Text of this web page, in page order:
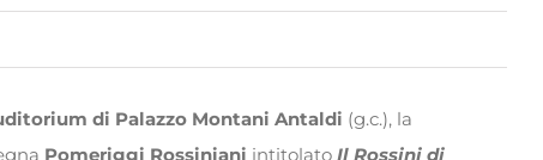
di Palazzo Montani Antaldi (g.c.), la
Pomeriggi Rossiniani intitolato Il Rossini di